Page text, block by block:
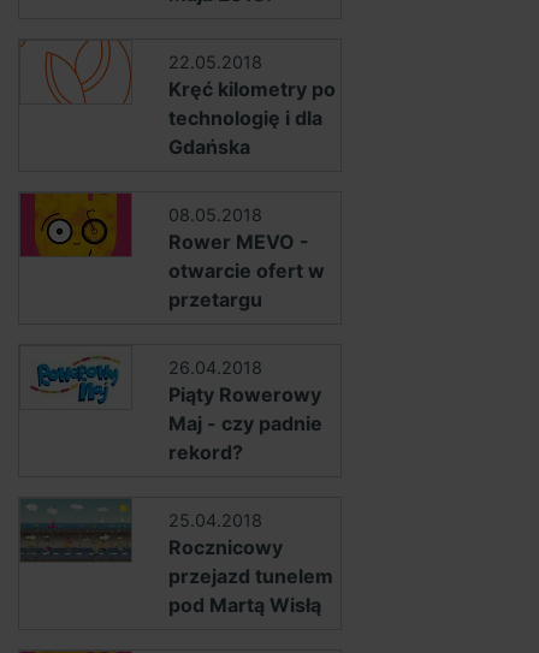
22.05.2018
Kręć kilometry po
technologię i dla
Gdańska
08.05.2018
Rower MEVO -
otwarcie ofert w
przetargu
26.04.2018
Piąty Rowerowy
Maj - czy padnie
rekord?
25.04.2018
Rocznicowy
przejazd tunelem
pod Martą Wisłą